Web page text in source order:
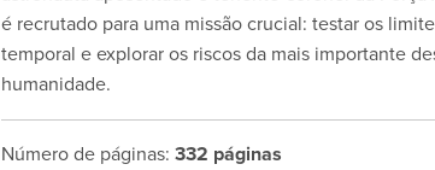
é recrutado para uma missão crucial: testar os
temporal e explorar os riscos da mais importante
humanidade.
Número de páginas: 332 páginas